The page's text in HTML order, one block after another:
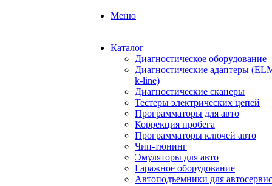
Меню
Каталог
Диагностическое оборудование
Диагностические адаптеры
k-line)
Диагностические сканеры
Тестеры электрических цепей
Программаторы для авто
Коррекция пробега
Программаторы ключей авто
Чип-тюнинг
Эмуляторы для авто
Гаражное оборудование
Автоподъемники для